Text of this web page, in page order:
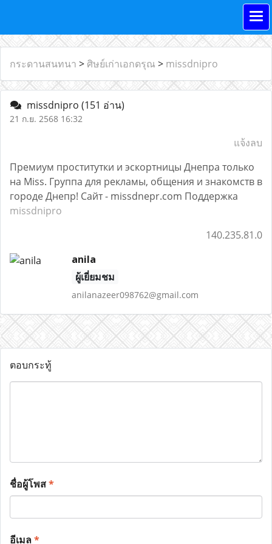
กระดานสนทนา > ศิษย์เก่าเอกดรุณ > missdnipro
missdnipro (151 อ่าน)
21 ก.ย. 2568 16:32
แจ้งลบ
Премиум проститутки и эскортницы Днепра только
на Miss. Группа для рекламы, общения и знакомств в
городе Днепр! Сайт - missdnepr.com Поддержка
missdnipro
140.235.81.0
anila
ผู้เยี่ยมชม
anilanazeer098762@gmail.com
ตอบกระทู้
ชื่อผู้โพส*
อีเมล*